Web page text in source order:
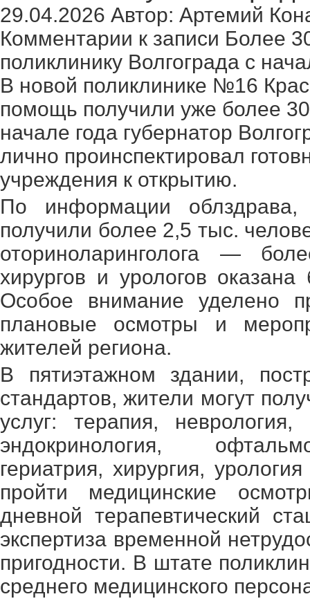
29.04.2026 Автор: Артемий
Комментарии к записи Более
поликлинику Волгограда с
В новой поликлинике №16
помощь получили уже более
начале года губернатор
лично проинспектировал
учреждения к открытию.
По информации облздрава,
получили более 2,5 тыс.
оториноларинголога —
хирургов и урологов
Особое внимание уделено
плановые осмотры и
жителей региона.
В пятиэтажном здании,
стандартов, жители могут
услуг: терапия, неврология,
эндокринология,
гериатрия, хирургия,
пройти медицинские
дневной терапевтический
экспертиза временной
пригодности. В штате
среднего медицинского